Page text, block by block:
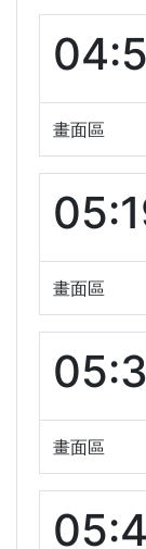
畫面區
畫面區
畫面區